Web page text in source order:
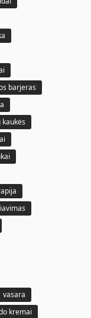
barjeras
kaukės
vasara
kremai